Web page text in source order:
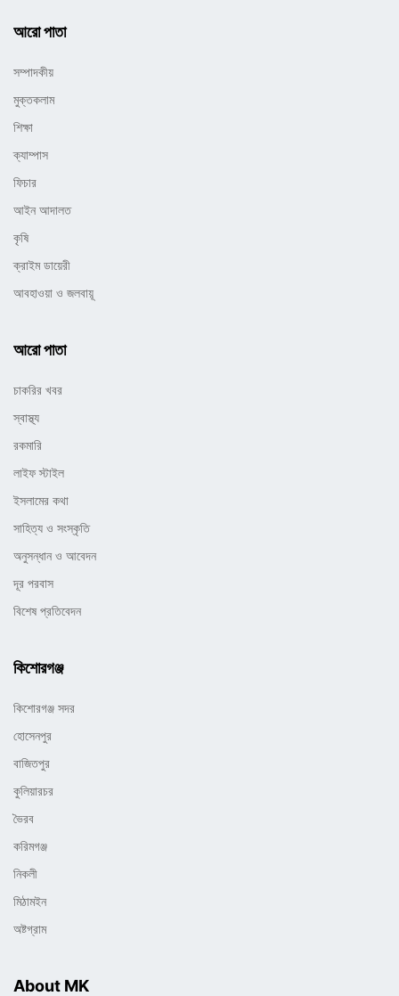
আরো পাতা
সম্পাদকীয়
মুক্তকলাম
শিক্ষা
ক্যাম্পাস
ফিচার
আইন আদালত
কৃষি
ক্রাইম ডায়েরী
আবহাওয়া ও জলবায়ূ
আরো পাতা
চাকরির খবর
স্বাস্থ্য
রকমারি
লাইফ স্টাইল
ইসলামের কথা
সাহিত্য ও সংস্কৃতি
অনুসন্ধান ও আবেদন
দূর পরবাস
বিশেষ প্রতিবেদন
কিশোরগঞ্জ
কিশোরগঞ্জ সদর
হোসেনপুর
বাজিতপুর
কুলিয়ারচর
ভৈরব
করিমগঞ্জ
নিকলী
মিঠামইন
অষ্টগ্রাম
About MK